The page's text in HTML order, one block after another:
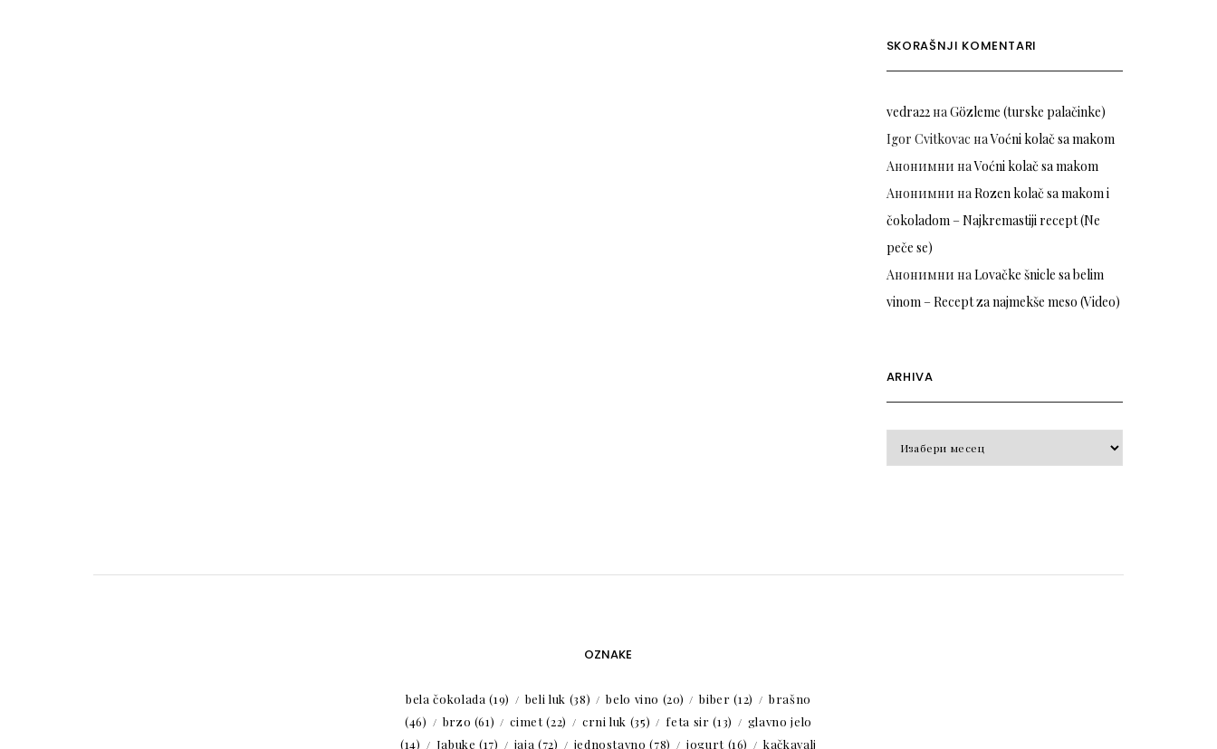
SKORAŠNJI KOMENTARI
vedra22наGözleme (turske palačinke)
Igor Cvitkovac наVoćni kolač sa makom
Анонимни наVoćni kolač sa makom
Анонимни наRozen kolač sa makom i
čokoladom – Najkremastiji recept (Ne
peče se)
Анонимни наLovačke šnicle sa belim
vinom – Recept za najmekše meso (Video)
ARHIVA
OZNAKE
bela čokolada (19) beli luk (38) belo vino (20) biber (12)
brašno
(46)
brzo (61) cimet(22) crni luk (35) feta sir (13)
glavno jelo
(14)
Jabuke (17) jaja (72) jednostavno (78) jogurt(16) kačkavalj